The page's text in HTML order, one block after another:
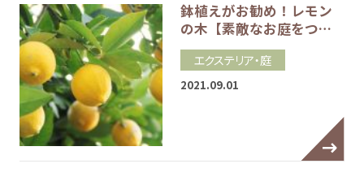
鉢植えがお勧め！レモン
の木【素敵なお庭をつ…
エクステリア・庭
2021.09.01